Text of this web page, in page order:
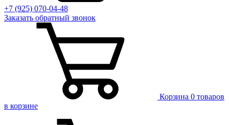
+7 (925) 070-04-48
Заказать обратный звонок
Корзина 0 товаров
в корзине